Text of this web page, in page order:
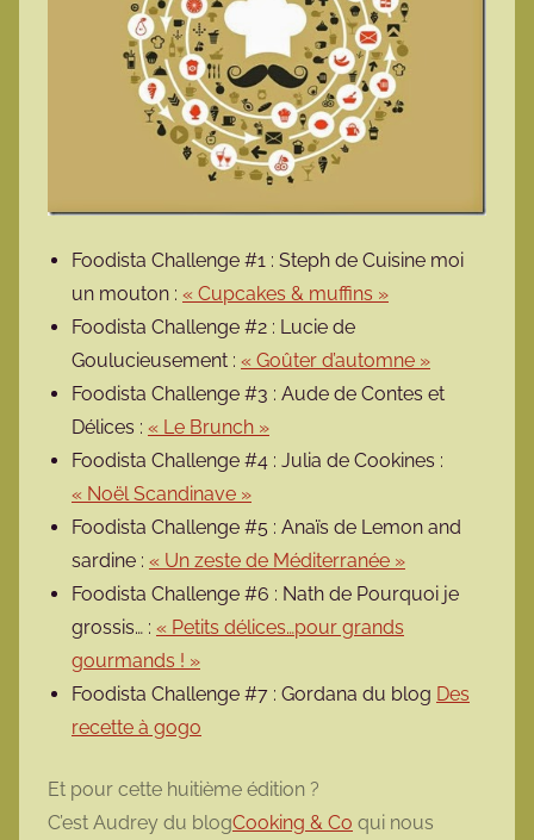
Foodista Challenge #1 : Steph de Cuisine moi
un mouton : « Cupcakes & muffins »
Foodista Challenge #2 : Lucie de
Goulucieusement : « Goûter d’automne »
Foodista Challenge #3 : Aude de Contes et
Délices : « Le Brunch »
Foodista Challenge #4 : Julia de Cookines :
« Noël Scandinave »
Foodista Challenge #5 : Anaïs de Lemon and
sardine : « Un zeste de Méditerranée »
Foodista Challenge #6 : Nath de Pourquoi je
grossis… : « Petits délices…pour grands
gourmands ! »
Foodista Challenge #7 : Gordana du blog Des
recette à gogo
Et pour cette huitième édition ?
C’est Audrey du blogCooking & Co qui nous